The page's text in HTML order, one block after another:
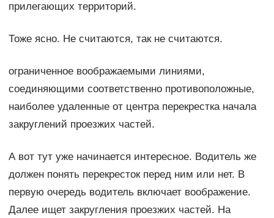
прилегающих территорий.
Тоже ясно. Не считаются, так не считаются.
ограниченное воображаемыми линиями,
соединяющими соответственно противоположные,
наиболее удаленные от центра перекрестка начала
закруглений проезжих частей.
А вот тут уже начинается интересное. Водитель же
должен понять перекресток перед ним или нет. В
первую очередь водитель включает воображение.
Далее ищет закругления проезжих частей. На